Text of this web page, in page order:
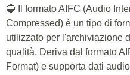
🔵 Il formato AIFC (Audio
Compressed) è un tipo di
utilizzato per l'archiviazione
qualità. Deriva dal formato
Format) e supporta dati